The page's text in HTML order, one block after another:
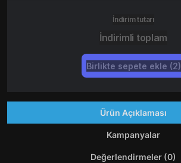
İndirim tutarı
İndirimli toplam
Birlikte sepete ekle (2)
Ürün Açıklaması
Kampanyalar
Değerlendirmeler (0)